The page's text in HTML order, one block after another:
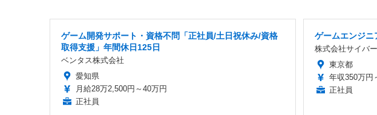
ゲーム開発サポート・資格不問「正社員/土日祝休み/資格
取得支援」年間休日125日
ベンタス株式会社
愛知県
月給28万2,500円～40万円
正社員
ゲームエンジニ
株式会社サイバ
東京都
年収350万円
正社員